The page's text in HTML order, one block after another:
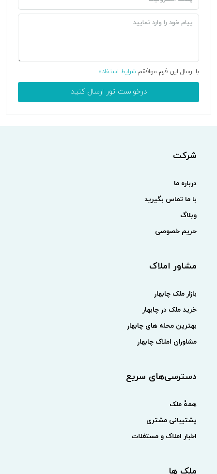
با ارسال این فرم موافقم شرایط استفاده
درخواست تور ارسال کنید
شرکت
درباره ما
با ما تماس بگیرید
وبلاگ
حریم خصوصی
مشاور املاک
بازار ملک چابهار
خرید ملک در چابهار
بهترین محله های چابهار
مشاوران املاک چابهار
دسترسی‌های سریع
همهٔ ملک
پشتیبانی مشتری
اخبار املاک و مستغلات
ملک ها